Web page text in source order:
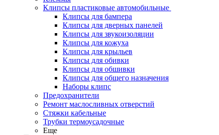
Клипсы пластиковые автомобильные
Клипсы для бампера
Клипсы для дверных панелей
Клипсы для звукоизоляции
Клипсы для кожуха
Клипсы для крыльев
Клипсы для обивки
Клипсы для обшивки
Клипсы для общего назначения
Наборы клипс
Предохранители
Ремонт маслосливных отверстий
Стяжки кабельные
Трубки термоусадочные
Еще